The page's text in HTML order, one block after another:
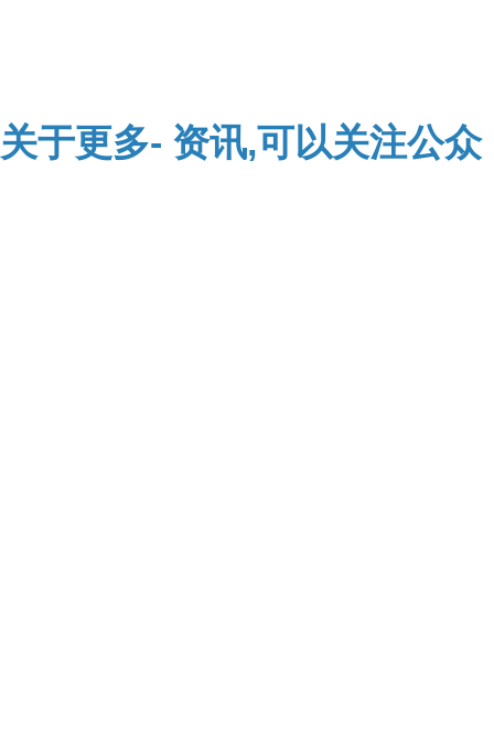
关于更多- 资讯,可以关注公众